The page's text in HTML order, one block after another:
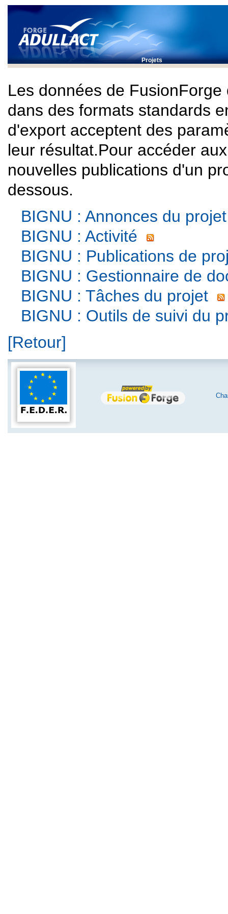
Projets
Les données de
dans des formats standards
d'export acceptent des
leur résultat.Pour accéder
nouvelles publications d'un
dessous.
BIGNU : Annonces du projet
BIGNU : Activité
BIGNU : Publications de
BIGNU : Gestionnaire de
BIGNU : Tâches du projet
BIGNU : Outils de suivi du
[Retour]